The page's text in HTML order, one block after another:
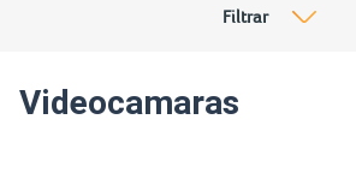
Videocamaras
Filtrar